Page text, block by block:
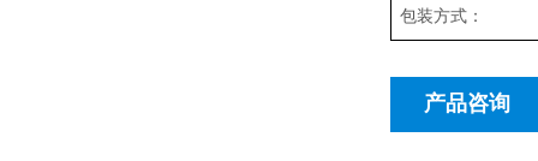
包装方式：
产品咨询